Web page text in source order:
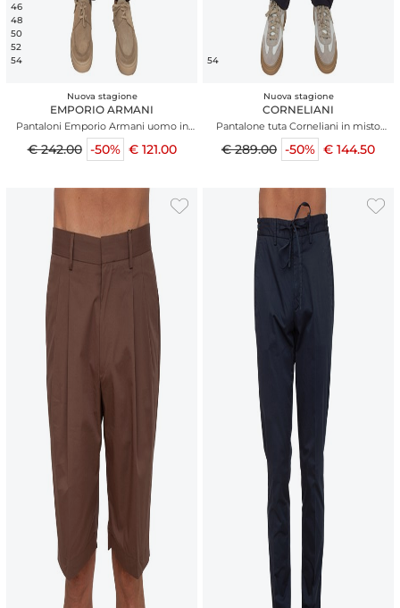
46
48
50
52
54
Nuova stagione
EMPORIO ARMANI
Pantaloni Emporio Armani uomo in
cotone blu
€ 242.00 -50% € 121.00
54
Nuova stagione
CORNELIANI
Pantalone tuta Corneliani in misto
cotone blu
€ 289.00 -50% € 144.50